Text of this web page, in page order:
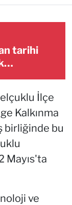
tarihi
İlçe
Kalkınma
birliğinde bu
Mayıs'ta
ve